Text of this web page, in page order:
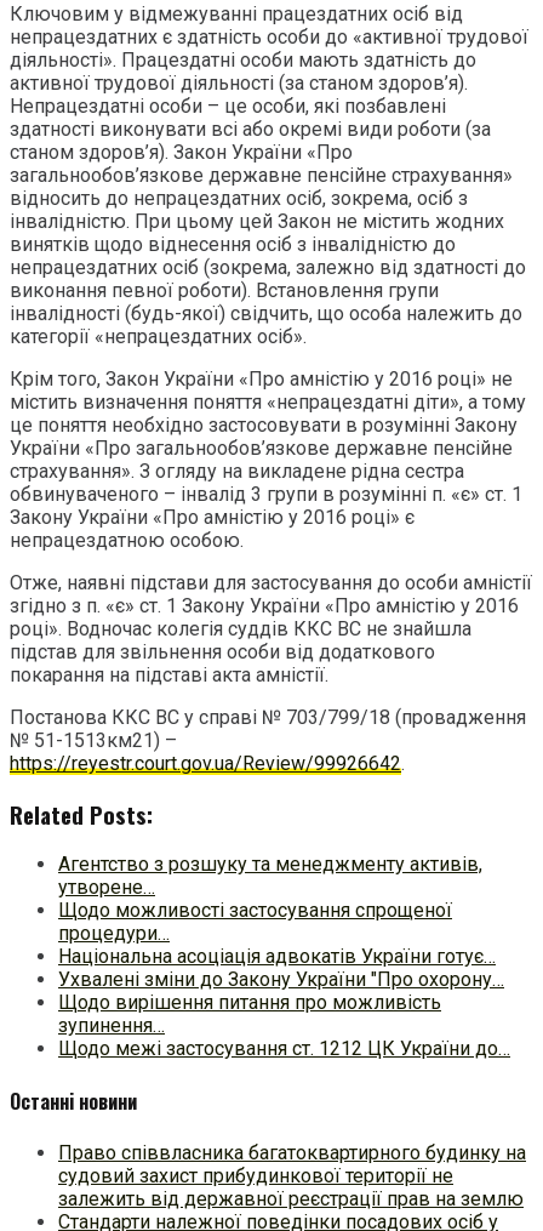
Ключовим у відмежуванні працездатних осіб від
непрацездатних є здатність особи до «активної трудової
діяльності». Працездатні особи мають здатність до
активної трудової діяльності (за станом здоров’я).
Непрацездатні особи – це особи, які позбавлені
здатності виконувати всі або окремі види роботи (за
станом здоров’я). Закон України «Про
загальнообов’язкове державне пенсійне страхування»
відносить до непрацездатних осіб, зокрема, осіб з
інвалідністю. При цьому цей Закон не містить жодних
винятків щодо віднесення осіб з інвалідністю до
непрацездатних осіб (зокрема, залежно від здатності до
виконання певної роботи). Встановлення групи
інвалідності (будь-якої) свідчить, що особа належить до
категорії «непрацездатних осіб».
Крім того, Закон України «Про амністію у 2016 році» не
містить визначення поняття «непрацездатні діти», а тому
це поняття необхідно застосовувати в розумінні Закону
України «Про загальнообов’язкове державне пенсійне
страхування». З огляду на викладене рідна сестра
обвинуваченого – інвалід 3 групи в розумінні п. «є» ст. 1
Закону України «Про амністію у 2016 році» є
непрацездатною особою.
Отже, наявні підстави для застосування до особи амністії
згідно з п. «є» ст. 1 Закону України «Про амністію у 2016
році». Водночас колегія суддів ККС ВС не знайшла
підстав для звільнення особи від додаткового
покарання на підставі акта амністії.
Постанова ККС ВС у справі № 703/799/18 (провадження
№ 51-1513км21) –
https://reyestr.court.gov.ua/Review/99926642.
Related Posts:
Агентство з розшуку та менеджменту активів,
утворене…
Щодо можливості застосування спрощеної
процедури…
Національна асоціація адвокатів України готує…
Ухвалені зміни до Закону України "Про охорону…
Щодо вирішення питання про можливість
зупинення…
Щодо межі застосування ст. 1212 ЦК України до…
Останні новини
Право співвласника багатоквартирного будинку на
судовий захист прибудинкової території не
залежить від державної реєстрації прав на землю
Стандарти належної поведінки посадових осіб у